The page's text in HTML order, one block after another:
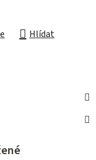
Hlídat